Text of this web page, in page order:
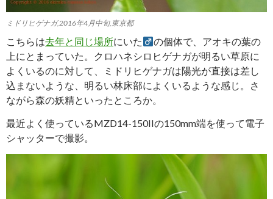
ミドリヒゲナガ,2016年4月中旬,東京都
こちらは去年と同じ場所にいた
の個体で、アオキの葉の
上にとまっていた。クロハネシロヒゲナガが明るい草原に
よくいるのに対して、ミドリヒゲナガは陽光が直接は差し
込まないような、明るい林床部によくいるような感じ。さ
ながら森の妖精といったところか。
最近よく使っているMZD14-150IIの150mm端を使って電子
シャッターで撮影。